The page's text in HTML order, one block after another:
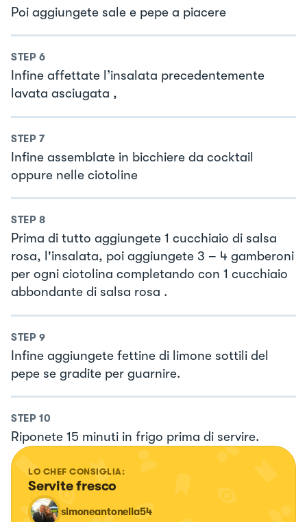
Poi aggiungete sale e pepe a piacere
STEP 6
Infine affettate l’insalata precedentemente
lavata asciugata ,
STEP 7
Infine assemblate in bicchiere da cocktail
oppure nelle ciotoline
STEP 8
Prima di tutto aggiungete 1 cucchiaio di salsa
rosa, l'insalata, poi aggiungete 3 – 4 gamberoni
per ogni ciotolina completando con 1 cucchiaio
abbondante di salsa rosa .
STEP 9
Infine aggiungete fettine di limone sottili del
pepe se gradite per guarnire.
STEP 10
Riponete 15 minuti in frigo prima di servire.
LO CHEF CONSIGLIA:
Servite fresco
simoneantonella54